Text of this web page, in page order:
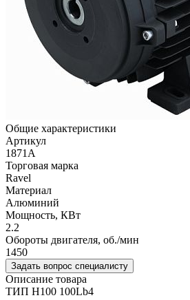
Общие характеристики
Артикул
1871A
Торговая марка
Ravel
Материал
Алюминий
Мощность, КВт
2.2
Обороты двигателя, об./мин
1450
Задать вопрос специалисту
Описание товара
ТИП H100 100Lb4